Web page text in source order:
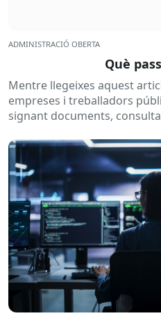
ADMINISTRACIÓ OBERTA
Què
Mentre llegeixes aquest
empreses i treballadors
signant documents,
habitualment...